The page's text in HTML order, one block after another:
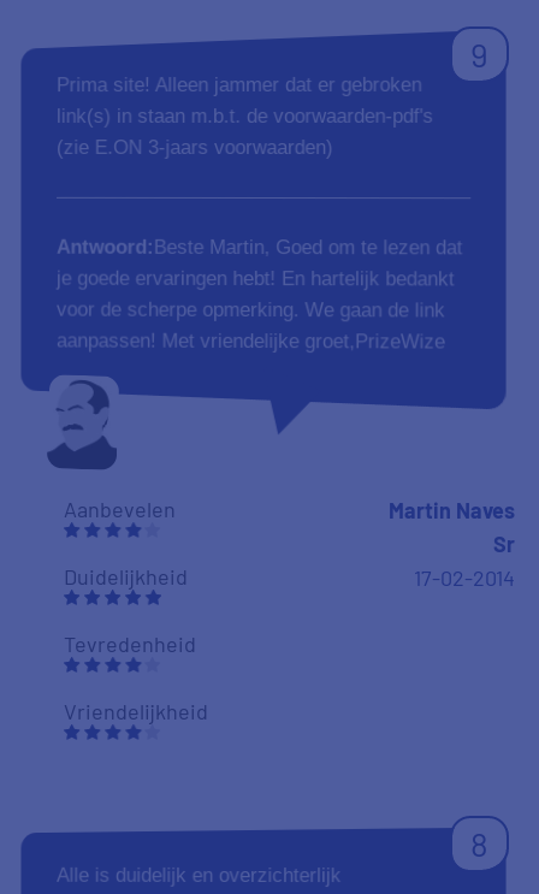
9
Prima site! Alleen jammer dat er gebroken
link(s) in staan m.b.t. de voorwaarden-pdf's
(zie E.ON 3-jaars voorwaarden)
Antwoord: Beste Martin, Goed om te lezen dat
je goede ervaringen hebt! En hartelijk bedankt
voor de scherpe opmerking. We gaan de link
aanpassen! Met vriendelijke groet,PrizeWize
Aanbevelen
Duidelijkheid
Tevredenheid
Vriendelijkheid
Martin Naves
Sr
17-02-2014
8
Alle is duidelijk en overzichterlijk